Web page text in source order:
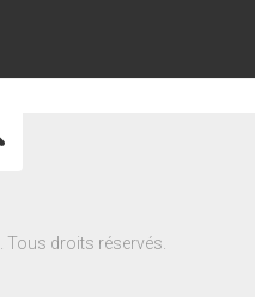
Tous droits réservés.